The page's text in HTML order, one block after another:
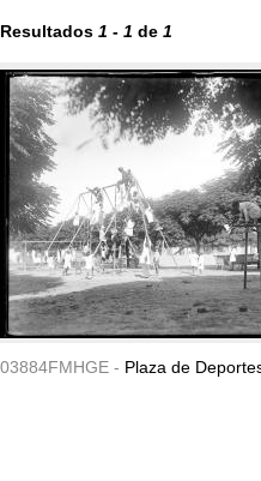
Resultados 1 - 1 de 1
03884FMHGE - Plaza de